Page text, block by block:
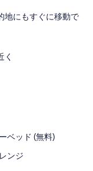
地にもすぐに移動で
く
ベッド (無料)
ンジ